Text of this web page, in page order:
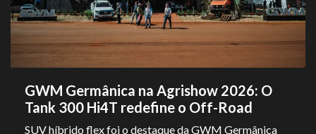
GWM Germânica na Agrishow 2026: O
Tank 300 Hi4T redefine o Off-Road
SUV híbrido flex foi o destaque da GWM Germânica